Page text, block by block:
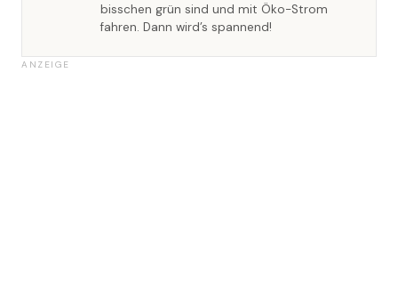
bisschen grün sind und mit Öko-Strom
fahren. Dann wird’s spannend!
ANZEIGE